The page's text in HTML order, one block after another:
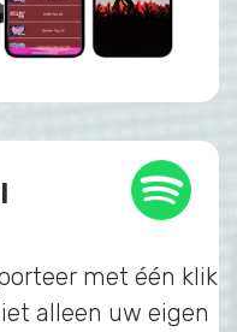
met één klik
alleen uw eigen